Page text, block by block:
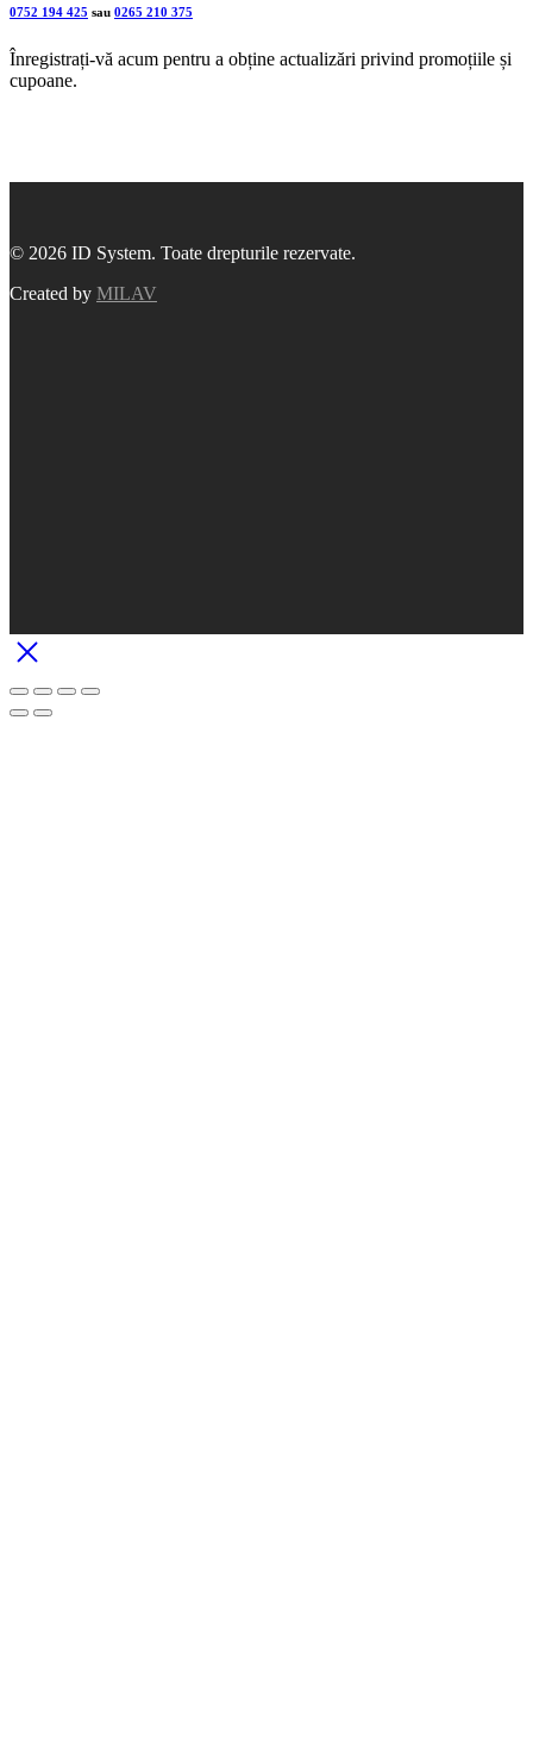
0752 194 425 sau 0265 210 375
Înregistrați-vă acum pentru a obține actualizări privind promoțiile și
cupoane.
© 2026 ID System. Toate drepturile rezervate.
Created by MILAV